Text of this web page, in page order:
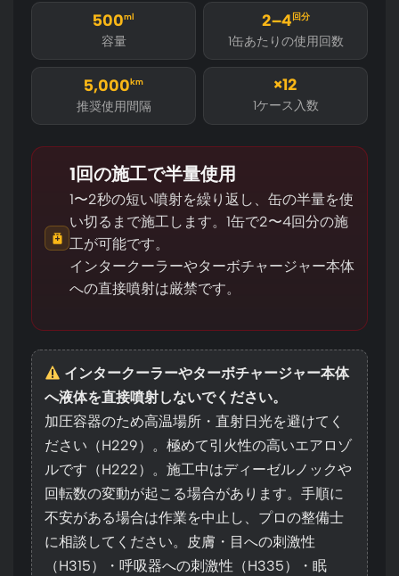
500ml
容量
2–4回分
1缶あたりの使用回数
5,000km
推奨使用間隔
×12
1ケース入数
1回の施工で半量使用
1〜2秒の短い噴射を繰り返し、缶の半量を使
い切るまで施工します。1缶で2〜4回分の施
工が可能です。
インタークーラーやターボチャージャー本体
への直接噴射は厳禁です。
インタークーラーやターボチャージャー本体
へ液体を直接噴射しないでください。
加圧容器のため高温場所・直射日光を避けてく
ださい（H229）。極めて引火性の高いエアロゾ
ルです（H222）。施工中はディーゼルノックや
回転数の変動が起こる場合があります。手順に
不安がある場合は作業を中止し、プロの整備士
に相談してください。皮膚・目への刺激性
（H315）・呼吸器への刺激性（H335）・眠